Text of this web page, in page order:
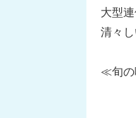
大型
清々
≪旬の